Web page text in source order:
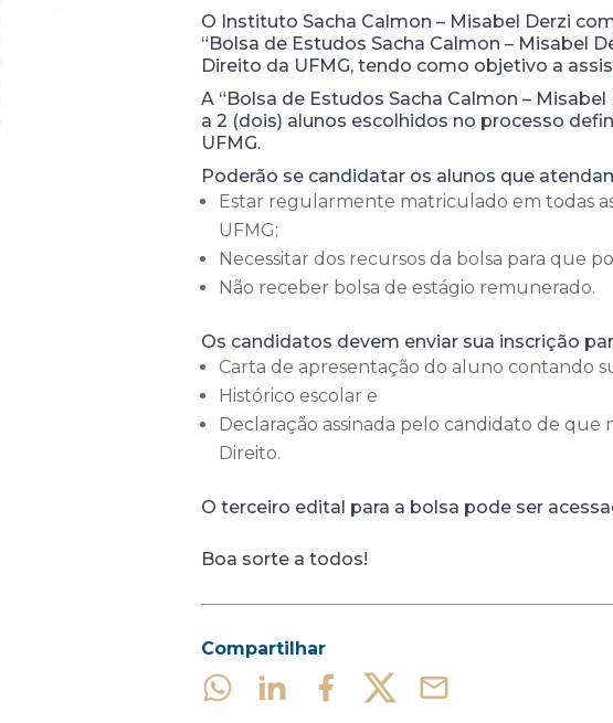
O Instituto Sacha Calmon – Misabel Derzi
“Bolsa de Estudos Sacha Calmon – Misabel
Direito da UFMG, tendo como objetivo a
A “Bolsa de Estudos Sacha Calmon –
a 2 (dois) alunos escolhidos no processo
UFMG.
Poderão se candidatar os alunos que
Estar regularmente matriculado em todas
UFMG;
Necessitar dos recursos da bolsa para que
Não receber bolsa de estágio remunerado.
Os candidatos devem enviar sua inscrição
Carta de apresentação do aluno contando
Histórico escolar e
Declaração assinada pelo candidato de
Direito.
O terceiro edital para a bolsa pode ser
Boa sorte a todos!
Compartilhar